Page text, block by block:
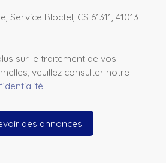
Service Bloctel, CS 61311, 41013
sur le traitement de vos
veuillez consulter notre
.
des annonces